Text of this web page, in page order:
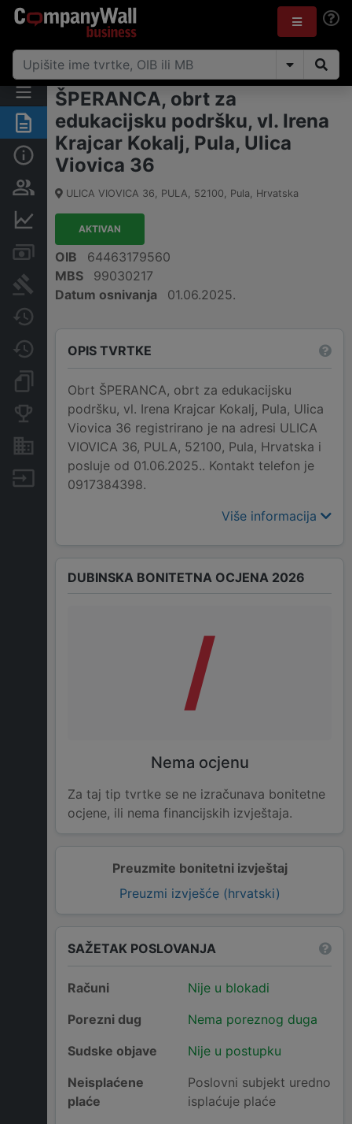
Sažetak
Osnovne informacije
Osobe i vlasništvo
Financijski podaci
Računi i blokade
Sudske objave
Promjene
Dokumenti i objave
Konkurentske tvrtke
Nekretnine i imovina
Izvoz
ŠPERANCA, obrt za
edukacijsku podršku, vl. Irena
Krajcar Kokalj, Pula, Ulica
Viovica 36
ULICA VIOVICA 36, PULA, 52100, Pula, Hrvatska
AKTIVAN
OIB
64463179560
MBS
99030217
Datum osnivanja
01.06.2025.
OPIS TVRTKE
Obrt ŠPERANCA, obrt za edukacijsku
podršku, vl. Irena Krajcar Kokalj, Pula, Ulica
Viovica 36 registrirano je na adresi ULICA
VIOVICA 36, PULA, 52100, Pula, Hrvatska i
posluje od 01.06.2025.. Kontakt telefon je
0917384398.
Više informacija
Preuzmite bonitetni izvještaj
Preuzmi izvješće (hrvatski)
DUBINSKA BONITETNA OCJENA 2026
/
Nema ocjenu
Za taj tip tvrtke se ne izračunava bonitetne
ocjene, ili nema financijskih izvještaja.
SAŽETAK POSLOVANJA
Računi
Nije u blokadi
Porezni dug
Nema poreznog duga
Sudske objave
Nije u postupku
Neisplaćene
plaće
Poslovni subjekt uredno
isplaćuje plaće